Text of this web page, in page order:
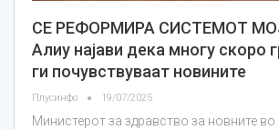
СЕ РЕФОРМИРА СИСТЕМОТ
Алиу најави дека многу скоро
ги почувствуваат новините
Плусинфо 19/07/2025
Министерот за здравство за новните во